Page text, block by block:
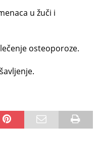
u žuči i
osteoporoze.